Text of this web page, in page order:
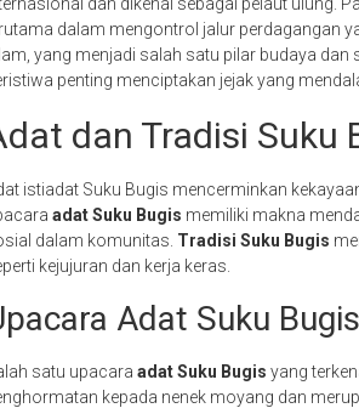
dalam mengontrol jalur perdagangan
yang menjadi salah satu pilar budaya
penting menciptakan jejak yang
dan Tradisi Suku
istiadat Suku Bugis mencerminkan
adat Suku Bugis memiliki makna
dalam komunitas. Tradisi Suku Bugis
kejujuran dan kerja keras.
Adat Suku Bugis
satu upacara adat Suku Bugis yang
kepada nenek moyang dan